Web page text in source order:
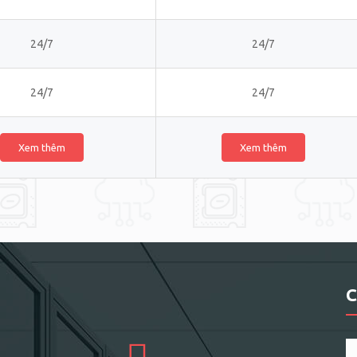
24/7 24/7
24/7 24/7
Xem thêm Xem thêm